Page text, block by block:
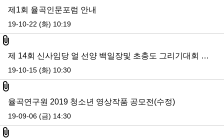
제1회 율곡인문포럼 안내
19-10-22 (화) 10:19
첨부파일
제 14회 신사임당 얼 선양 백일장및 초충도 그리기대회 심사결정서
19-10-15 (화) 10:30
첨부파일
율곡연구원 2019 청소년 영상작품 공모전(수정)
19-09-06 (금) 14:30
첨부파일